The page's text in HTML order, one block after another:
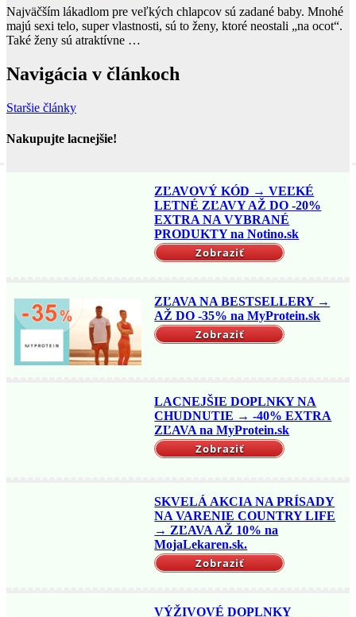
Najväčším lákadlom pre veľkých chlapcov sú zadané baby. Mnohé
majú sexi telo, super vlastnosti, sú to ženy, ktoré neostali „na ocot“.
Také ženy sú atraktívne …
Navigácia v článkoch
Staršie články
Nakupujte lacnejšie!
ZĽAVOVÝ KÓD → VEĽKÉ
LETNÉ ZĽAVY AŽ DO -20%
EXTRA NA VYBRANÉ
PRODUKTY na Notino.sk
Zobraziť
ZĽAVA NA BESTSELLERY →
AŽ DO -35% na MyProtein.sk
Zobraziť
LACNEJŠIE DOPLNKY NA
CHUDNUTIE → -40% EXTRA
ZĽAVA na MyProtein.sk
Zobraziť
SKVELÁ AKCIA NA PRÍSADY
NA VARENIE COUNTRY LIFE
→ ZĽAVA AŽ 10% na
MojaLekaren.sk.
Zobraziť
VÝŽIVOVÉ DOPLNKY